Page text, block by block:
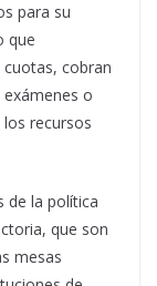
para su
que
cobran
o
recursos
de la política
que son
mesas